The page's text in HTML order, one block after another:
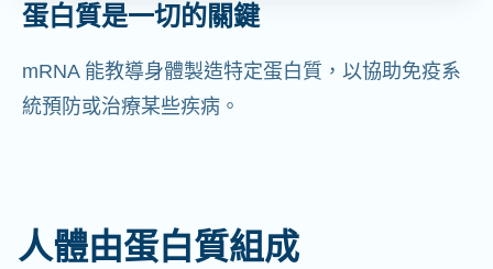
蛋白質是一切的關鍵
mRNA 能教導身體製造特定蛋白質，以協助免疫系
統預防或治療某些疾病。
人體由蛋白質組成